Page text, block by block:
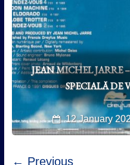
JEAN MICHEL JARRE
SPECIALĂ DE
12 January
← Previous